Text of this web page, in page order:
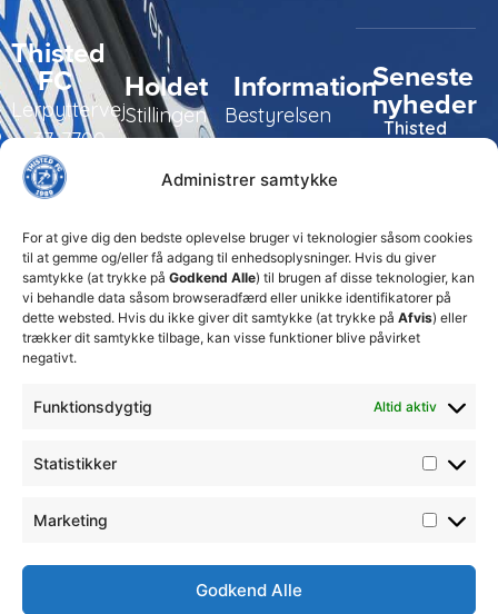
Administrer samtykke
For at give dig den bedste oplevelse bruger vi teknologier såsom cookies
til at gemme og/eller få adgang til enhedsoplysninger. Hvis du giver
samtykke (at trykke på Godkend Alle) til brugen af disse teknologier, kan
vi behandle data såsom browseradfærd eller unikke identifikatorer på
dette websted. Hvis du ikke giver dit samtykke (at trykke på Afvis) eller
trækker dit samtykke tilbage, kan visse funktioner blive påvirket
negativt.
Funktionsdygtig Altid aktiv
Statistikker
Marketing
Godkend Alle
Thisted
FC
Lerpyttervej
37, 7700
Thisted
99 19
19
Holdet
Stillingen
Trænerteamet
Information
Bestyrelsen
ledelse
Erhverv
Club 500
Seneste
nyheder
Thisted
for at
sikre
klubbens
fremtid
15. juli 2026
𝘀𝗽𝗶𝗹𝗹𝗲𝗿
17. april 2026
Velkommen
til Emilie
7. februar